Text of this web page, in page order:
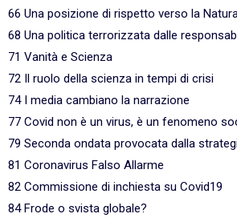
66 Una posizione di rispetto verso la
68 Una politica terrorizzata dalle
71 Vanità e Scienza
72 Il ruolo della scienza in tempi di crisi
74 I media cambiano la narrazione
77 Covid non è un virus, è un fenomeno
79 Seconda ondata provocata dalla
81 Coronavirus Falso Allarme
82 Commissione di inchiesta su Covid19
84 Frode o svista globale?